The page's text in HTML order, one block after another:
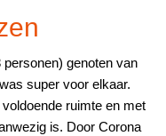
genoten van
super voor elkaar.
ruimte en met
is. Door Corona